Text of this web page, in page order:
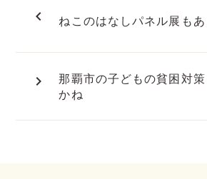
navigate_before ねこのはなしパネル展もあ
navigate_next
那覇市の子どもの貧困対
かね